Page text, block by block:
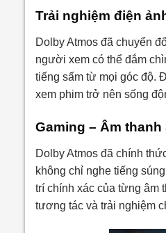
Trải nghiệm điện
Dolby Atmos đã chuyển
người xem có thể đắm
tiếng sấm từ mọi góc độ.
xem phim trở nên sống
Gaming – Âm
Dolby Atmos đã chính
không chỉ nghe tiếng
trí chính xác của từng âm
tương tác và trải nghiệm